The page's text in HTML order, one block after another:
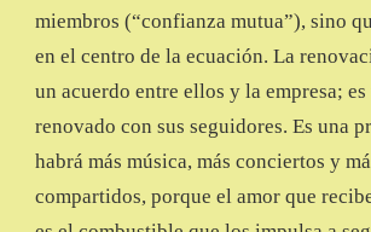
miembros (“confianza mutua”), sino
en el centro de la ecuación. La
un acuerdo entre ellos y la empresa;
renovado con sus seguidores. Es una
habrá más música, más conciertos y
compartidos, porque el amor que